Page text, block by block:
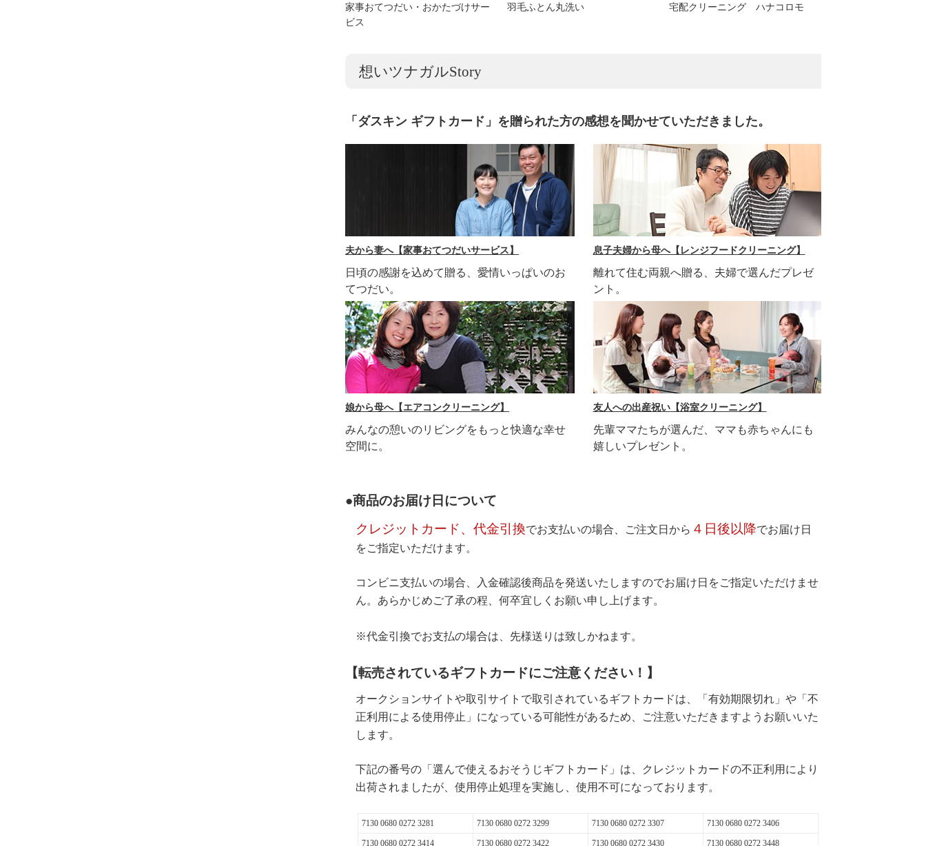
家事おてつだい・おかたづけサー
ビス
羽毛ふとん丸洗い 宅配クリーニング ハナコロモ
想いツナガルStory
「ダスキン ギフトカード」を贈られた方の感想を聞かせていただきました。
夫から妻へ【家事おてつだいサービス】
日頃の感謝を込めて贈る、愛情いっぱいのお
てつだい。
息子夫婦から母へ【レンジフードクリーニング】
離れて住む両親へ贈る、夫婦で選んだプレゼ
ント。
娘から母へ【エアコンクリーニング】
みんなの憩いのリビングをもっと快適な幸せ
空間に。
友人への出産祝い【浴室クリーニング】
先輩ママたちが選んだ、ママも赤ちゃんにも
嬉しいプレゼント。
●商品のお届け日について
クレジットカード、代金引換でお支払いの場合、ご注文日から ４日後以降でお届け日
をご指定いただけます。
コンビニ支払いの場合、入金確認後商品を発送いたしますのでお届け日をご指定いただけませ
ん。あらかじめご了承の程、何卒宜しくお願い申し上げます。
※代金引換でお支払の場合は、先様送りは致しかねます。
【転売されているギフトカードにご注意ください！】
オークションサイトや取引サイトで取引されているギフトカードは、「有効期限切れ」や「不
正利用による使用停止」になっている可能性があるため、ご注意いただきますようお願いいた
します。
下記の番号の「選んで使えるおそうじギフトカード」は、クレジットカードの不正利用により
出荷されましたが、使用停止処理を実施し、使用不可になっております。
7130 0680 0272 3281 7130 0680 0272 3299 7130 0680 0272 3307 7130 0680 0272 3406
7130 0680 0272 3414 7130 0680 0272 3422 7130 0680 0272 3430 7130 0680 0272 3448